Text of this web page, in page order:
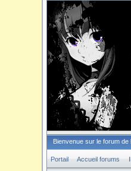
Bienvenue sur le forum
Portail Accueil forums